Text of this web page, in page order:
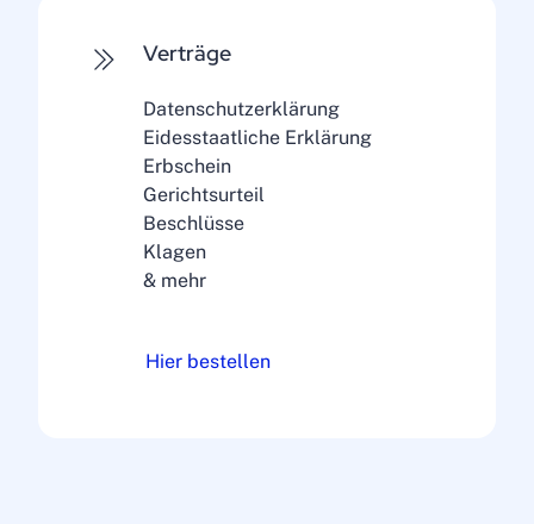
Verträge
Datenschutzerklärung
Eidesstaatliche Erklärung
Erbschein
Gerichtsurteil
Beschlüsse
Klagen
& mehr
Hier bestellen